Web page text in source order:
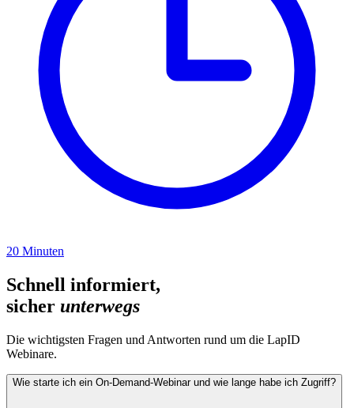
20 Minuten
Schnell informiert,
sicher unterwegs
Die wichtigsten Fragen und Antworten rund um die LapID
Webinare.
Wie starte ich ein On‑Demand‑Webinar und wie lange habe ich Zugriff?